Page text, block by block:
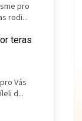
pro
rodi...
teras
Vás
d...